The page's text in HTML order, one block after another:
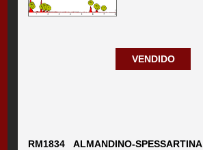
VENDIDO
RM1834 ALMANDINO-SPESSARTINA